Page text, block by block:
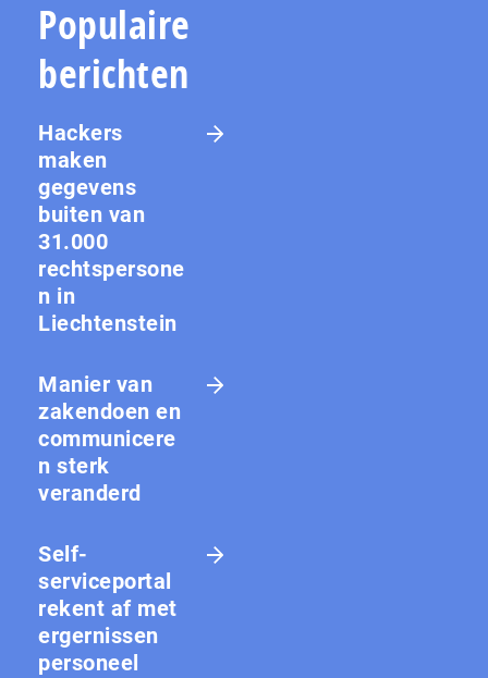
Populaire
berichten
Hackers
maken
gegevens
buiten van
31.000
rechtspersone
n in
Liechtenstein
Manier van
zakendoen en
communicere
n sterk
veranderd
Self-
serviceportal
rekent af met
ergernissen
personeel